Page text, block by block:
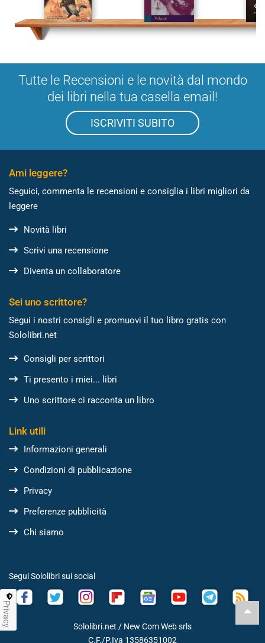
Tutte le Recensioni e le novità dal mondo
dei libri nella tua casella email!
ISCRIVITI SUBITO
Ami leggere?
Seguici, commenta le recensioni e consiglia i libri migliori da
leggere
Novità libri
Scrivi una recensione
Diventa un collaboratore
Sei uno scrittore?
Segui i nostri consigli e promuovi il tuo libro gratis con
Sololibri.net
Consigli per scrittori
Ti presento i miei... libri
Uno scrittore ci racconta un libro
Link utili
Informazioni generali
Condizioni di pubblicazione
Privacy
Preferenze pubblicità
Chi siamo
Segui Sololibri sui social
Sololibri.net / New Com Web srls
C.F./P.Iva 13586351002
Privacy